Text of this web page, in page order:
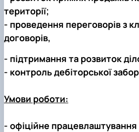
території;
- проведення переговорів з
договорів,
- підтримання та розвиток
- контроль дебіторської
Умови роботи:
- офіційне працевлаштування